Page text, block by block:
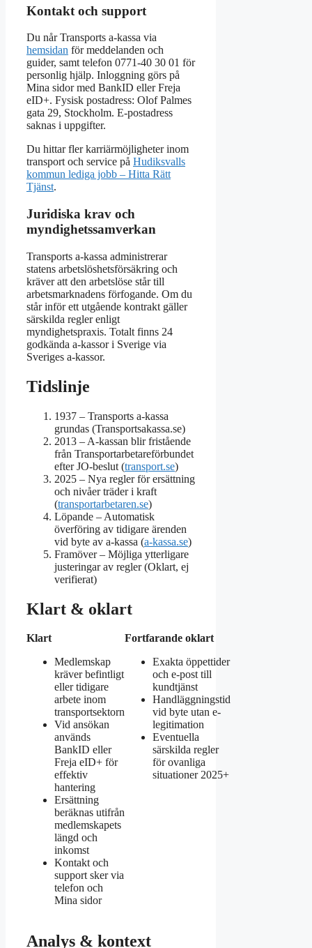
Kontakt och support
Du når Transports a-kassa via
hemsidan för meddelanden och
guider, samt telefon 0771-40 30 01 för
personlig hjälp. Inloggning görs på
Mina sidor med BankID eller Freja
eID+. Fysisk postadress: Olof Palmes
gata 29, Stockholm. E-postadress
saknas i uppgifter.
Du hittar fler karriärmöjligheter inom
transport och service på Hudiksvalls
kommun lediga jobb – Hitta Rätt
Tjänst.
Juridiska krav och
myndighetssamverkan
Transports a-kassa administrerar
statens arbetslöshetsförsäkring och
kräver att den arbetslöse står till
arbetsmarknadens förfogande. Om du
står inför ett utgående kontrakt gäller
särskilda regler enligt
myndighetspraxis. Totalt finns 24
godkända a-kassor i Sverige via
Sveriges a-kassor.
Tidslinje
1937 – Transports a-kassa
grundas (Transportsakassa.se)
2013 – A-kassan blir fristående
från Transportarbetareförbundet
efter JO-beslut (transport.se)
2025 – Nya regler för ersättning
och nivåer träder i kraft
(transportarbetaren.se)
Löpande – Automatisk
överföring av tidigare ärenden
vid byte av a-kassa (a-kassa.se)
Framöver – Möjliga ytterligare
justeringar av regler (Oklart, ej
verifierat)
Klart & oklart
Klart
Medlemskap
kräver befintligt
eller tidigare
arbete inom
transportsektorn
Vid ansökan
används
BankID eller
Freja eID+ för
effektiv
hantering
Ersättning
beräknas utifrån
medlemskapets
längd och
inkomst
Kontakt och
support sker via
telefon och
Mina sidor
Fortfarande oklart
Exakta öppettider
och e-post till
kundtjänst
Handläggningstid
vid byte utan e-
legitimation
Eventuella
särskilda regler
för ovanliga
situationer 2025+
Analys & kontext